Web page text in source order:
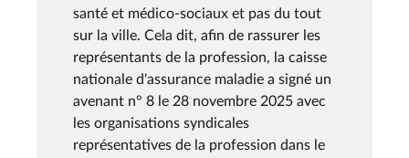
santé et médico-sociaux et pas du tout
sur la ville. Cela dit, afin de rassurer les
représentants de la profession, la caisse
nationale d'assurance maladie a signé un
avenant n° 8 le 28 novembre 2025 avec
les organisations syndicales
représentatives de la profession dans le